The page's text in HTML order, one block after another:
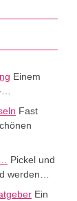
Einem
Fast
Pickel und
werden…
Ein